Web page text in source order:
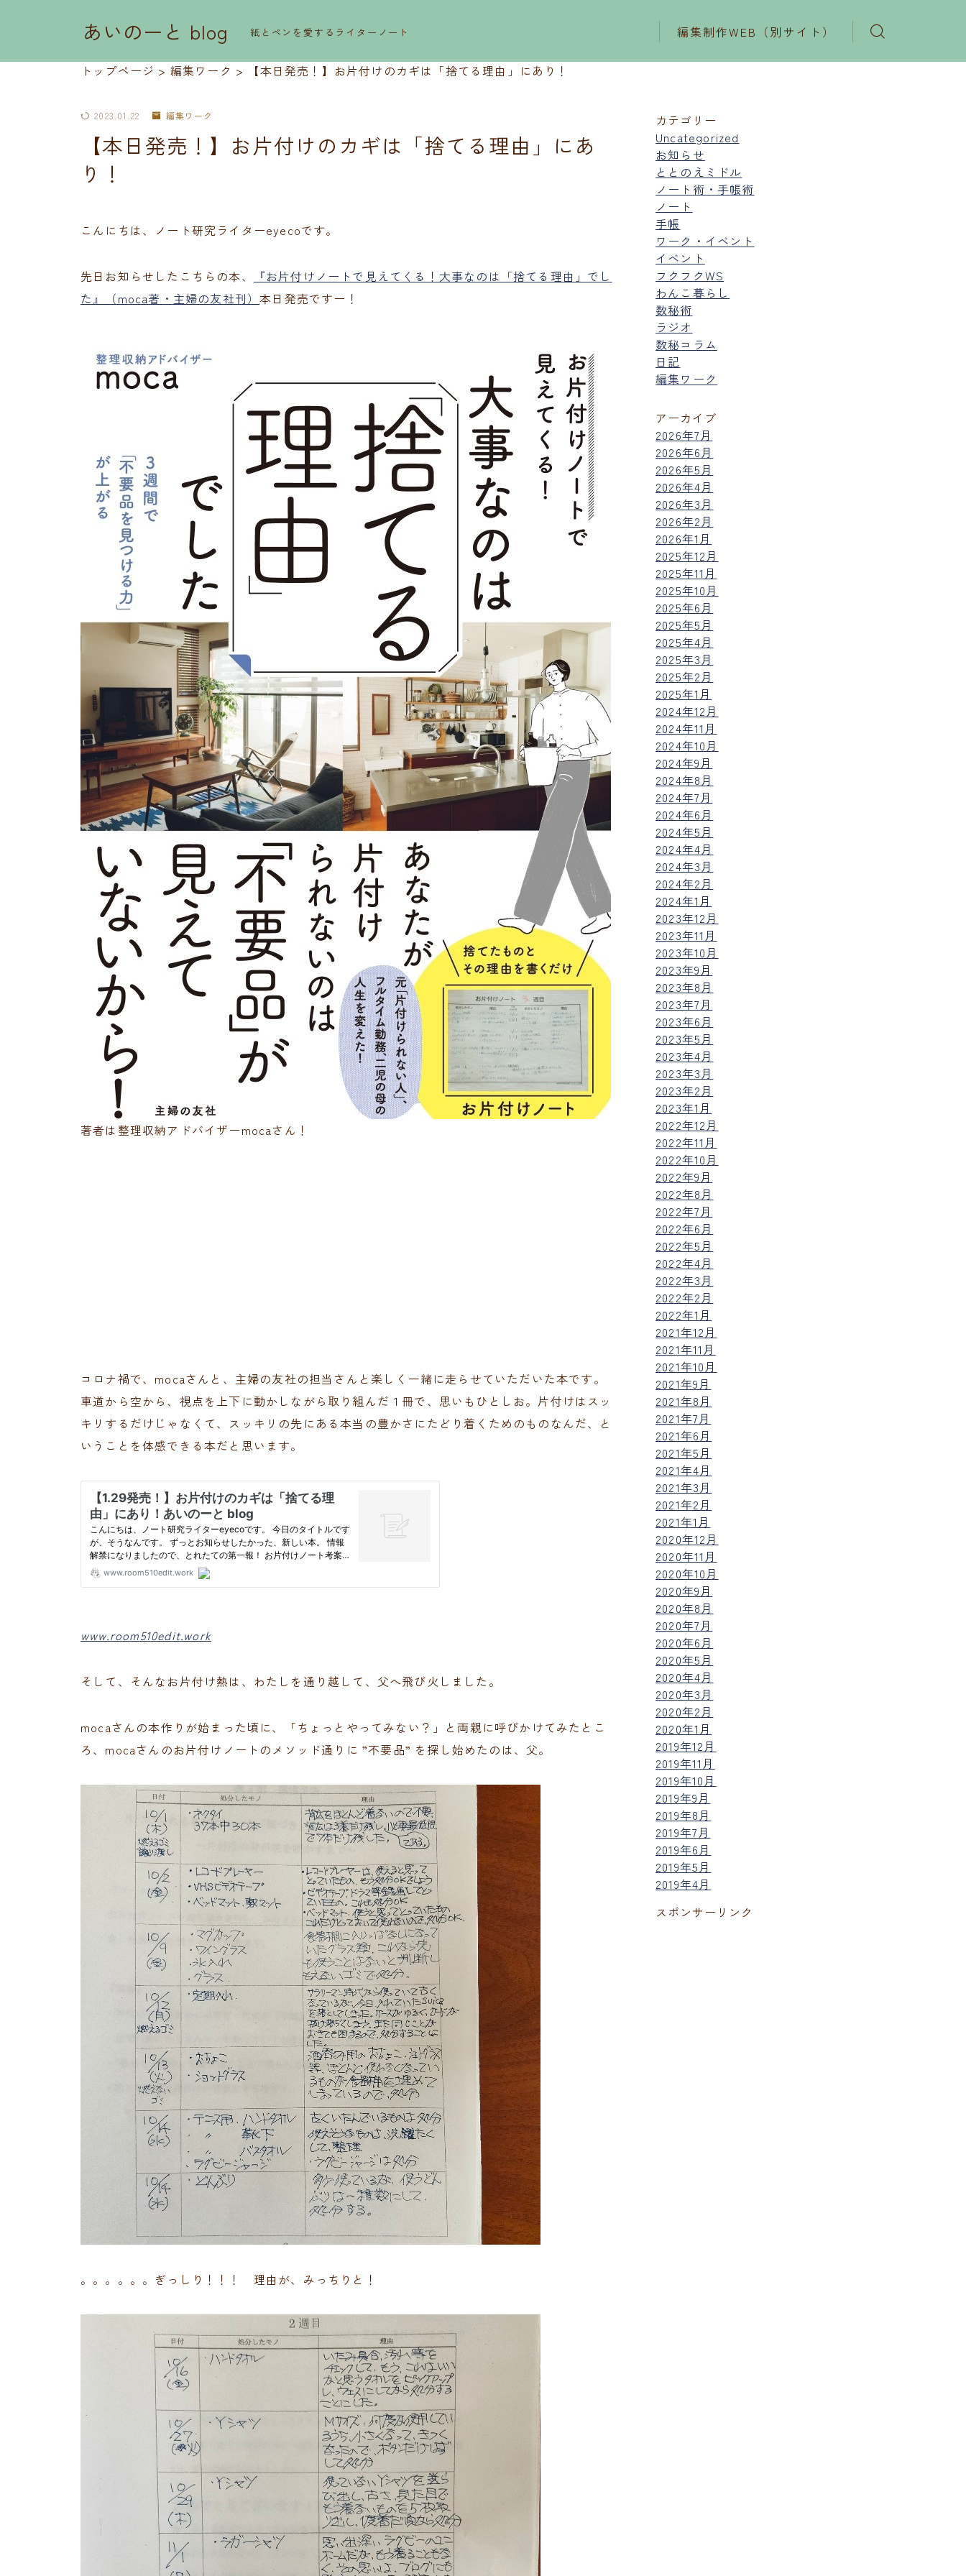
あいのーと blog 紙とペンを愛するライターノート 編集制作WEB（別サイト）
トップページ > 編集ワーク > 【本日発売！】お片付けのカギは「捨てる理由」にあり！
2023.01.22 編集ワーク
【本日発売！】お片付けのカギは「捨てる理由」にあ
り！
こんにちは、ノート研究ライターeyecoです。
先日お知らせしたこちらの本、
『お片付けノートで見えてくる！大事なのは「捨てる理由」でし
た』（moca著・主婦の友社刊）本日発売ですー！
著者は整理収納アドバイザーmocaさん！
コロナ禍で、mocaさんと、主婦の友社の担当さんと楽しく一緒に走らせていただいた本です。
車道から空から、視点を上下に動かしながら取り組んだ１冊で、思いもひとしお。片付けはスッ
キリするだけじゃなくて、スッキリの先にある本当の豊かさにたどり着くためのものなんだ、と
いうことを体感できる本だと思います。
www.room510edit.work
そして、そんなお片付け熱は、わたしを通り越して、父へ飛び火しました。
mocaさんの本作りが始まった頃に、「ちょっとやってみない？」と両親に呼びかけてみたとこ
ろ、mocaさんのお片付けノートのメソッド通りに ”不要品” を探し始めたのは、父。
。。。。。。ぎっしり！！！ 理由が、みっちりと！
カテゴリー
Uncategorized
お知らせ
ととのえミドル
ノート術・手帳術
ノート
手帳
ワーク・イベント
イベント
フクフクWS
わんこ暮らし
数秘術
ラジオ
数秘コラム
日記
編集ワーク
アーカイブ
2026年7月
2026年6月
2026年5月
2026年4月
2026年3月
2026年2月
2026年1月
2025年12月
2025年11月
2025年10月
2025年6月
2025年5月
2025年4月
2025年3月
2025年2月
2025年1月
2024年12月
2024年11月
2024年10月
2024年9月
2024年8月
2024年7月
2024年6月
2024年5月
2024年4月
2024年3月
2024年2月
2024年1月
2023年12月
2023年11月
2023年10月
2023年9月
2023年8月
2023年7月
2023年6月
2023年5月
2023年4月
2023年3月
2023年2月
2023年1月
2022年12月
2022年11月
2022年10月
2022年9月
2022年8月
2022年7月
2022年6月
2022年5月
2022年4月
2022年3月
2022年2月
2022年1月
2021年12月
2021年11月
2021年10月
2021年9月
2021年8月
2021年7月
2021年6月
2021年5月
2021年4月
2021年3月
2021年2月
2021年1月
2020年12月
2020年11月
2020年10月
2020年9月
2020年8月
2020年7月
2020年6月
2020年5月
2020年4月
2020年3月
2020年2月
2020年1月
2019年12月
2019年11月
2019年10月
2019年9月
2019年8月
2019年7月
2019年6月
2019年5月
2019年4月
スポンサーリンク